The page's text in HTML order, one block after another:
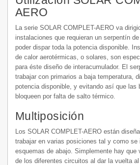
AERO
La serie SOLAR COMPLET-AERO va
instalaciones que requieran un serpentín
poder dispar toda la potencia disponible.
de calor aerotérmicas, o solares, son
para éste diseño de interacumulador. El
trabajar con primarios a baja temperatura,
potencia disponible, y evitando así que las
bloqueen por falta de salto térmico.
Multiposición
Los SOLAR COMPLET-AERO están
trabajar en varias posiciones tal y como se
esquemas de abajo. Simplemente hay que
de los diferentes circuitos al dar la vuelta